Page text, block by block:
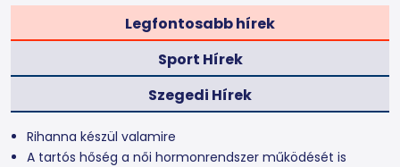
Legfontosabb hírek
Sport Hírek
Szegedi Hírek
Rihanna készül valamire
A tartós hőség a női hormonrendszer működését is